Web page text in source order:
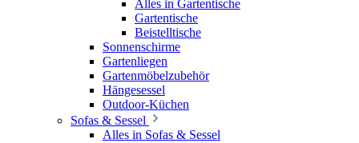
Alles in Gartentische
Gartentische
Beistelltische
Sonnenschirme
Gartenliegen
Gartenmöbelzubehör
Hängesessel
Outdoor-Küchen
Sofas & Sessel
Alles in Sofas & Sessel